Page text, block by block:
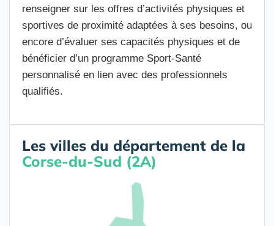
renseigner sur les offres d’activités physiques et
sportives de proximité adaptées à ses besoins, ou
encore d’évaluer ses capacités physiques et de
bénéficier d’un programme Sport-Santé
personnalisé en lien avec des professionnels
qualifiés.
Les villes du département de la
Corse-du-Sud (2A)